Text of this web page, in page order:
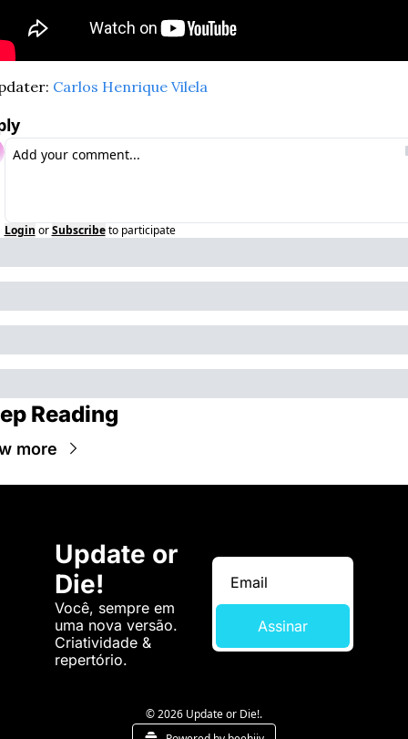
Carlos Henrique Vilela
Login or Subscribe to participate
Reading
more
Update or
Die!
Você, sempre em
uma nova versão.
Criatividade &
repertório.
Assinar
© 2026 Update or Die!.